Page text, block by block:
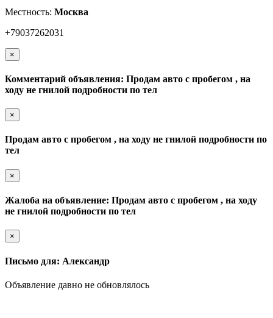
Местность: Москва
+79037262031
×
Комментарий объявления: Продам авто с пробегом , на
ходу не гнилой подробности по тел
×
Продам авто с пробегом , на ходу не гнилой подробности по
тел
×
Жалоба на объявление: Продам авто с пробегом , на ходу
не гнилой подробности по тел
×
Письмо для: Александр
Объявление давно не обновлялось